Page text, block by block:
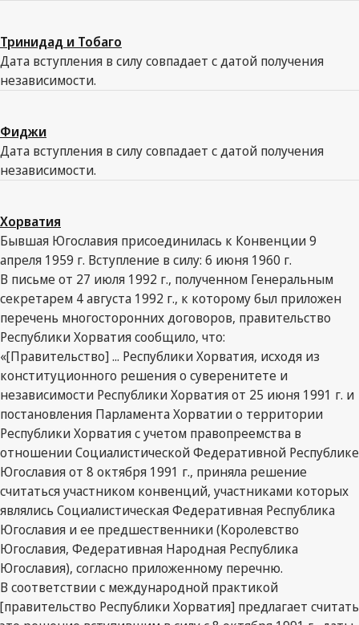
Тринидад и Тобаго
Дата вступления в силу совпадает с датой получения
независимости.
Фиджи
Дата вступления в силу совпадает с датой получения
независимости.
Хорватия
Бывшая Югославия присоединилась к Конвенции 9
апреля 1959 г. Вступление в силу: 6 июня 1960 г.
В письме от 27 июля 1992 г., полученном Генеральным
секретарем 4 августа 1992 г., к которому был приложен
перечень многосторонних договоров, правительство
Республики Хорватия сообщило, что:
«[Правительство] ... Республики Хорватия, исходя из
конституционного решения о суверенитете и
независимости Республики Хорватия от 25 июня 1991 г. и
постановления Парламента Хорватии о территории
Республики Хорватия с учетом правопреемства в
отношении Социалистической Федеративной Республике
Югославия от 8 октября 1991 г., приняла решение
считаться участником конвенций, участниками которых
являлись Социалистическая Федеративная Республика
Югославия и ее предшественники (Королевство
Югославия, Федеративная Народная Республика
Югославия), согласно приложенному перечню.
В соответствии с международной практикой
[правительство Республики Хорватия] предлагает считать